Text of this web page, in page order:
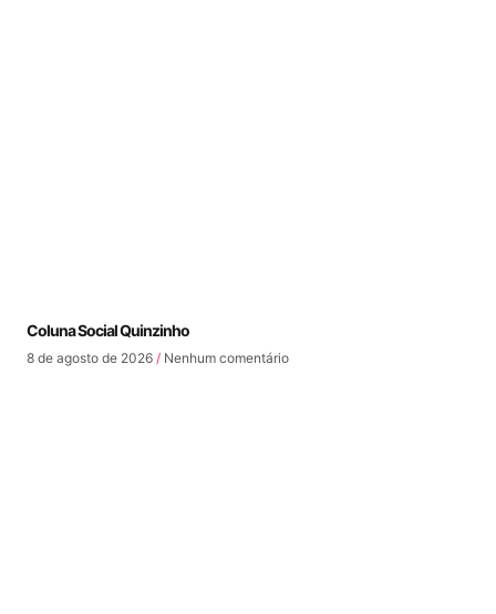
Coluna Social Quinzinho
8 de agosto de 2026 Nenhum comentário